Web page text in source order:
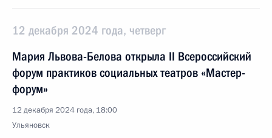
12 декабря 2024 года, четверг
Мария Львова-Белова открыла II Всероссийский
форум практиков социальных театров «Мастер-
форум»
12 декабря 2024 года, 18:00
Ульяновск